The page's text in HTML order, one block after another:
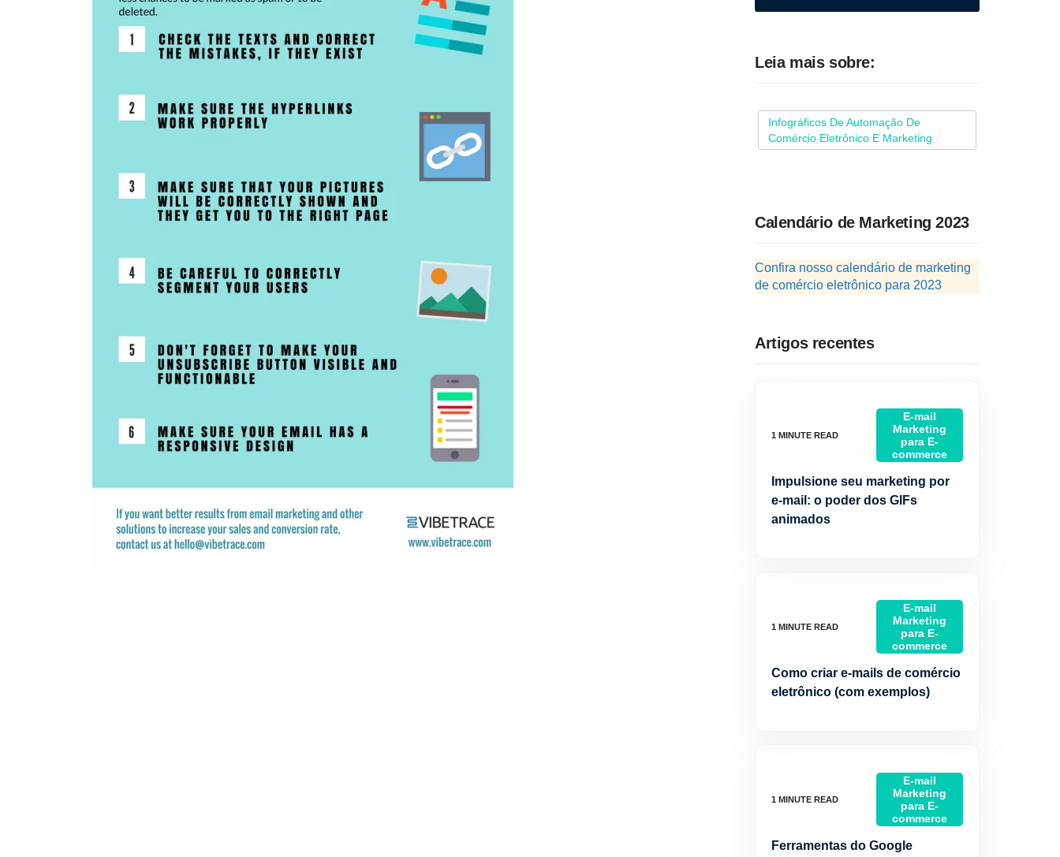
Leia mais sobre:
Infográficos De Automação De
Comércio Eletrônico E Marketing
Calendário de Marketing 2023
Confira nosso calendário de marketing
de comércio eletrônico para 2023
Artigos recentes
E-mail
Marketing
para E-
commerce
Impulsione seu marketing por
e-mail: o poder dos GIFs
animados
E-mail
Marketing
para E-
commerce
Como criar e-mails de comércio
eletrônico (com exemplos)
E-mail
Marketing
para E-
commerce
Ferramentas do Google